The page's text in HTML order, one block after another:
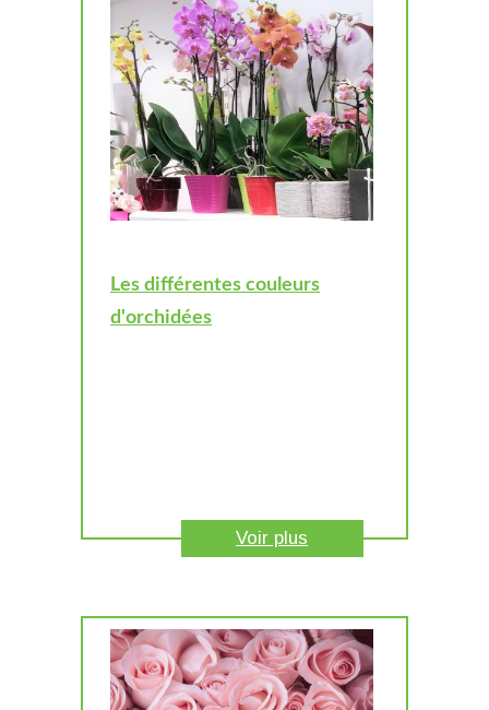
Les différentes couleurs
d'orchidées
Voir plus